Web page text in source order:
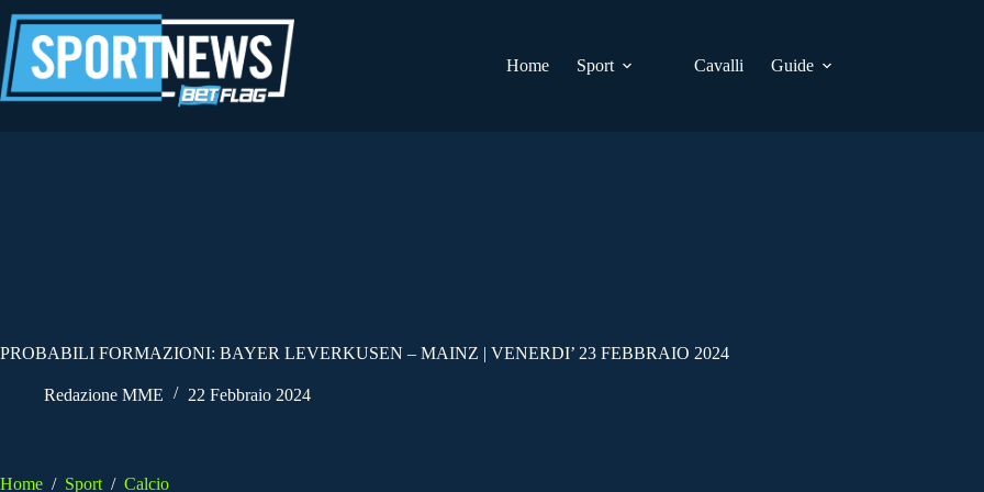
al
contenuto
Home
Sport Cavalli Guide
PROBABILI FORMAZIONI: BAYER LEVERKUSEN – MAINZ | VENERDI’ 23 FEBBRAIO 2024
Redazione MME 22 Febbraio 2024
Home / Sport / Calcio